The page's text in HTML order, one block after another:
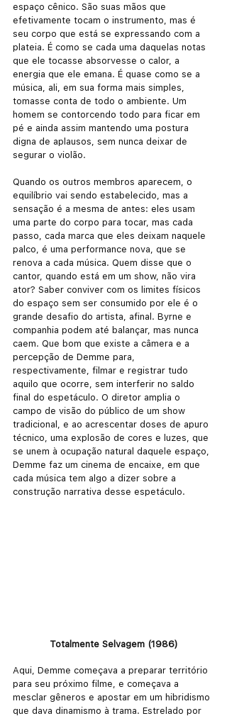
espaço cênico. São suas mãos que
efetivamente tocam o instrumento, mas é
seu corpo que está se expressando com a
plateia. É como se cada uma daquelas notas
que ele tocasse absorvesse o calor, a
energia que ele emana. É quase como se a
música, ali, em sua forma mais simples,
tomasse conta de todo o ambiente. Um
homem se contorcendo todo para ficar em
pé e ainda assim mantendo uma postura
digna de aplausos, sem nunca deixar de
segurar o violão.
Quando os outros membros aparecem, o
equilíbrio vai sendo estabelecido, mas a
sensação é a mesma de antes: eles usam
uma parte do corpo para tocar, mas cada
passo, cada marca que eles deixam naquele
palco, é uma performance nova, que se
renova a cada música. Quem disse que o
cantor, quando está em um show, não vira
ator? Saber conviver com os limites físicos
do espaço sem ser consumido por ele é o
grande desafio do artista, afinal. Byrne e
companhia podem até balançar, mas nunca
caem. Que bom que existe a câmera e a
percepção de Demme para,
respectivamente, filmar e registrar tudo
aquilo que ocorre, sem interferir no saldo
final do espetáculo. O diretor amplia o
campo de visão do público de um show
tradicional, e ao acrescentar doses de apuro
técnico, uma explosão de cores e luzes, que
se unem à ocupação natural daquele espaço,
Demme faz um cinema de encaixe, em que
cada música tem algo a dizer sobre a
construção narrativa desse espetáculo.
Totalmente Selvagem (1986)
Aqui, Demme começava a preparar território
para seu próximo filme, e começava a
mesclar gêneros e apostar em um hibridismo
que dava dinamismo à trama. Estrelado por